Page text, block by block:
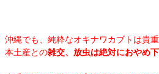
沖縄でも、純粋なオキナワカブトは貴重
本土産との雑交、放虫は絶対におやめ下